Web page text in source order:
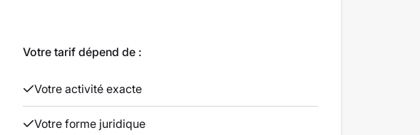
Votre tarif dépend de :
Votre activité exacte
Votre forme juridique